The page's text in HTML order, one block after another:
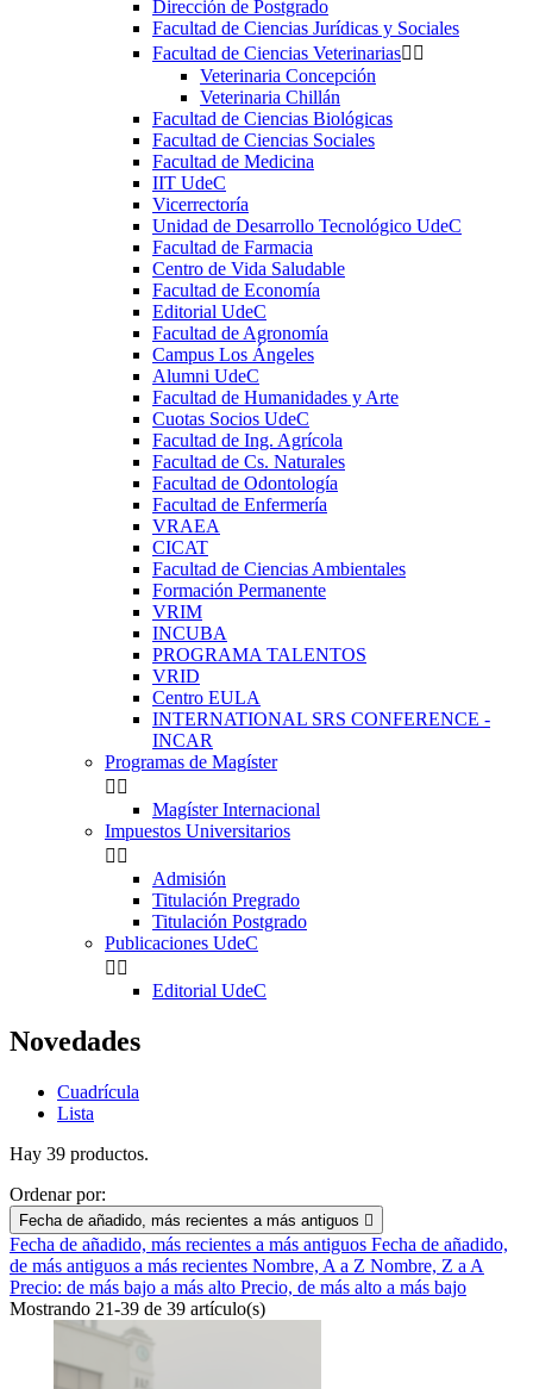
Dirección de Postgrado
Facultad de Ciencias Jurídicas y Sociales
Facultad de Ciencias Veterinarias 
Veterinaria Concepción
Veterinaria Chillán
Facultad de Ciencias Biológicas
Facultad de Ciencias Sociales
Facultad de Medicina
IIT UdeC
Vicerrectoría
Unidad de Desarrollo Tecnológico UdeC
Facultad de Farmacia
Centro de Vida Saludable
Facultad de Economía
Editorial UdeC
Facultad de Agronomía
Campus Los Ángeles
Alumni UdeC
Facultad de Humanidades y Arte
Cuotas Socios UdeC
Facultad de Ing. Agrícola
Facultad de Cs. Naturales
Facultad de Odontología
Facultad de Enfermería
VRAEA
CICAT
Facultad de Ciencias Ambientales
Formación Permanente
VRIM
INCUBA
PROGRAMA TALENTOS
VRID
Centro EULA
INTERNATIONAL SRS CONFERENCE -
INCAR
Programas de Magíster
 
Magíster Internacional
Impuestos Universitarios
 
Admisión
Titulación Pregrado
Titulación Postgrado
Publicaciones UdeC
 
Editorial UdeC
Novedades
Cuadrícula
Lista
Hay 39 productos.
Ordenar por:
Fecha de añadido, más recientes a más antiguos 
Fecha de añadido, más recientes a más antiguos Fecha de añadido,
de más antiguos a más recientes Nombre, A a Z Nombre, Z a A
Precio: de más bajo a más alto Precio, de más alto a más bajo
Mostrando 21-39 de 39 artículo(s)